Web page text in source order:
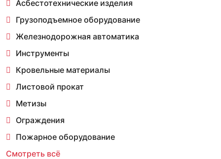
Асбестотехнические изделия
Грузоподъемное оборудование
Железнодорожная автоматика
Инструменты
Кровельные материалы
Листовой прокат
Метизы
Ограждения
Пожарное оборудование
Смотреть всё